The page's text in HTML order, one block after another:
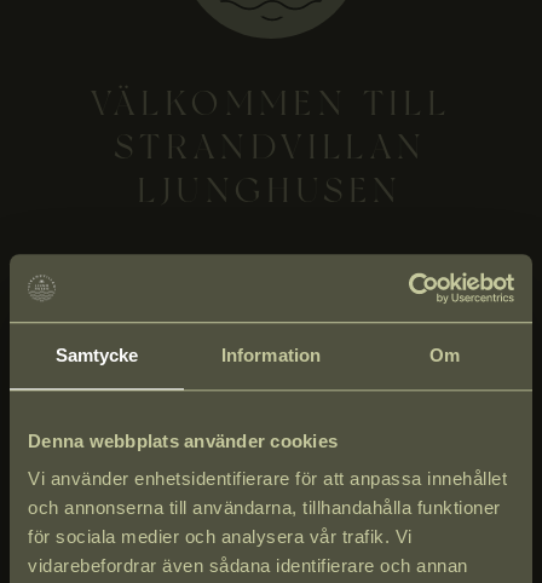
Samtycke Information Om
Denna webbplats använder cookies
Vi använder enhetsidentifierare för att anpassa innehållet
och annonserna till användarna, tillhandahålla funktioner
för sociala medier och analysera vår trafik. Vi
vidarebefordrar även sådana identifierare och annan
VÄLKOMMEN TILL
STRANDVILLAN
LJUNGHUSEN
MEDIER